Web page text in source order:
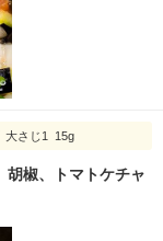
大さじ1 15g
胡椒、トマトケチャ